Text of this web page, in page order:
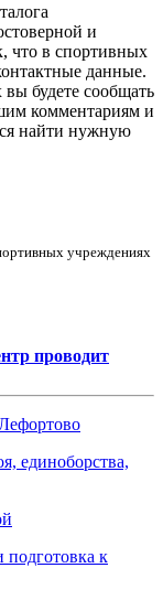
и
что в спортивных
данные.
будете сообщать
комментариям и
найти нужную
учреждениях
проводит
единоборства,
к